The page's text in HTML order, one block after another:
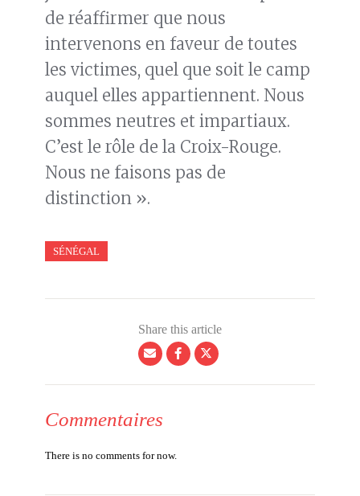
de réaffirmer que nous
intervenons en faveur de toutes
les victimes, quel que soit le camp
auquel elles appartiennent. Nous
sommes neutres et impartiaux.
C’est le rôle de la Croix-Rouge.
Nous ne faisons pas de
distinction ».
SÉNÉGAL
Share this article
Commentaires
There is no comments for now.